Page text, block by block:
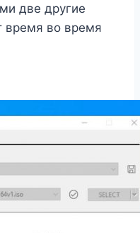
две другие
время во время